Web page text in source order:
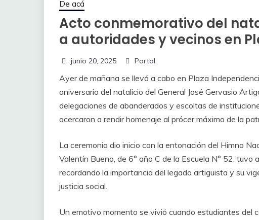
De acá
Acto conmemorativo del
a autoridades y vecinos en
junio 20, 2025 Portal
Ayer de mañana se llevó a cabo en Plaza
aniversario del natalicio del General José Gervasio
delegaciones de abanderados y escoltas de
acercaron a rendir homenaje al prócer máximo de la
La ceremonia dio inicio con la entonación del Himno
Valentín Bueno, de 6° año C de la Escuela N° 52, tuvo
recordando la importancia del legado artiguista y su
justicia social.
Un emotivo momento se vivió cuando estudiantes del